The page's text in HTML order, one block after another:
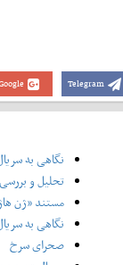
Telegram
نگاهی به
تحلیل و
مستند «ژن
نگاهی به
صحرای سرخ